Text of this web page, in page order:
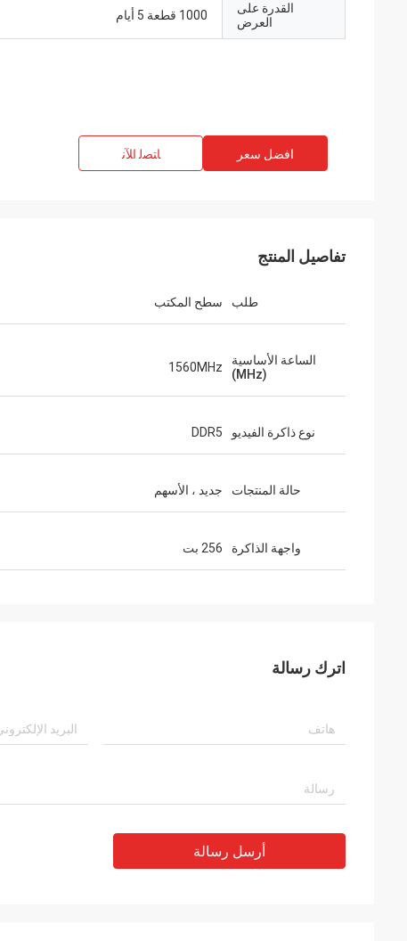
القدرة على
العرض
1000 قطعة 5 أيام
افضل سعر ﺎﺘﺼﻟ ﺍﻶﻧ
تفاصيل المنتج
طلب سطح المكتب
الساعة الأساسية
(MHz)
1560MHz
نوع ذاكرة الفيديو DDR5
حالة المنتجات جديد ، الأسهم
واجهة الذاكرة 256 بت
اترك رسالة
أرسل رسالة